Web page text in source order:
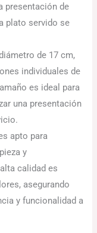
presentación de
plato servido se
de 17 cm,
individuales de
es ideal para
una presentación
apto para
y
calidad es
asegurando
y funcionalidad a